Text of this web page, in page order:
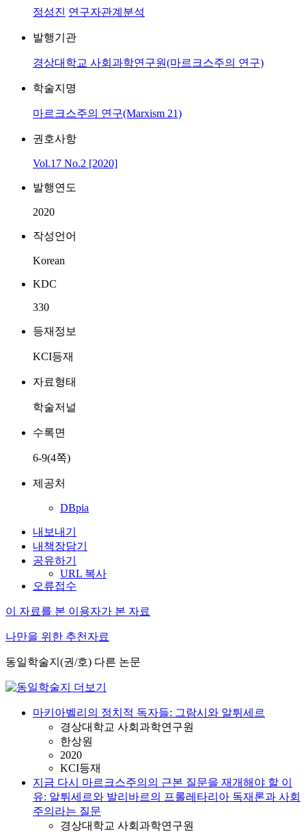
정성진 연구자관계분석
발행기관
경상대학교 사회과학연구원(마르크스주의 연구)
학술지명
마르크스주의 연구(Marxism 21)
권호사항
Vol.17 No.2 [2020]
발행연도
2020
작성언어
Korean
KDC
330
등재정보
KCI등재
자료형태
학술저널
수록면
6-9(4쪽)
제공처
DBpia
내보내기
내책장담기
공유하기
URL 복사
오류접수
이 자료를 본 이용자가 본 자료
나만을 위한 추천자료
동일학술지(권/호) 다른 논문
마키아벨리의 정치적 독자들: 그람시와 알튀세르
경상대학교 사회과학연구원
한상원
2020
KCI등재
지금 다시 마르크스주의의 근본 질문을 재개해야 할 이
유: 알튀세르와 발리바르의 프롤레타리아 독재론과 사회
주의라는 질문
경상대학교 사회과학연구원